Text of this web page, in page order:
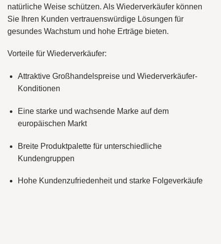
natürliche Weise schützen. Als Wiederverkäufer können
Sie Ihren Kunden vertrauenswürdige Lösungen für
gesundes Wachstum und hohe Erträge bieten.
Vorteile für Wiederverkäufer:
Attraktive Großhandelspreise und Wiederverkäufer-
Konditionen
Eine starke und wachsende Marke auf dem
europäischen Markt
Breite Produktpalette für unterschiedliche
Kundengruppen
Hohe Kundenzufriedenheit und starke Folgeverkäufe